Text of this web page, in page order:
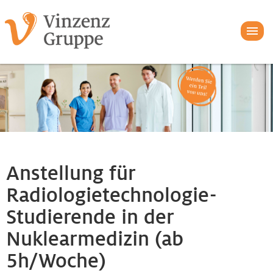
Anstellung für
Radiologietechnologie-
Studierende in der
Nuklearmedizin (ab
5h/Woche)